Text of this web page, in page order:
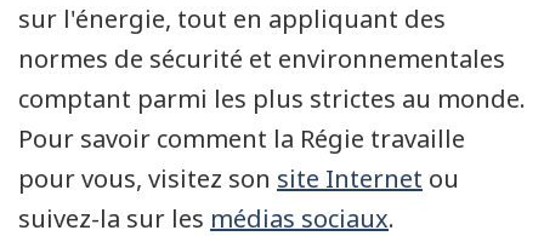
sur l'énergie, tout en appliquant des
normes de sécurité et environnementales
comptant parmi les plus strictes au monde.
Pour savoir comment la Régie travaille
pour vous, visitez son site Internet ou
suivez-la sur les médias sociaux.